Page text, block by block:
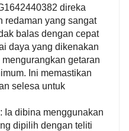
direka
redaman yang sangat
balas dengan cepat
daya yang dikenakan
getaran
Ini memastikan
selesa untuk
: Ia dibina menggunakan
dipilih dengan teliti